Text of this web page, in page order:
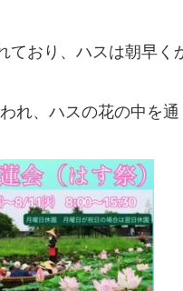
おり、ハスは朝早く
れ、ハスの花の中を